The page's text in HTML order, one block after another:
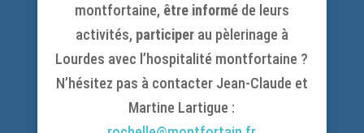
montfortaine, être informéde leurs
activités, participerau pèlerinage à
Lourdes avec l’hospitalité montfortaine ?
N’hésitez pas à contacter Jean-Claude et
Martine Lartigue :